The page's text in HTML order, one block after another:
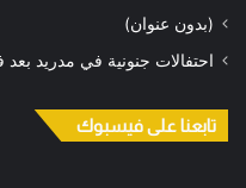
(بدون عنوان)
احتفالات جنونية في مدريد بعد فوز
تابعنا على فيسبوك